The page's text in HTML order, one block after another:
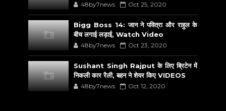
48by7news Oct 25, 2020
Bigg Boss 14: जान ने पवित्रा और राहुल के
बीच लगाई लड़ाई, Watch Video
48by7news Oct 23, 2020
Sushant Singh Rajput के लिए ब्रिटेन में
निकली कार रैली, बहन ने शेयर किए VIDEOS
48by7news Oct 12, 2020